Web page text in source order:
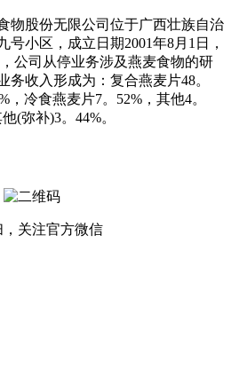
股份无限公司位于广西壮族自治
号小区，成立日期2001年8月1日，
，公司从停业务涉及燕麦食物的研
务收入形成为：复合燕麦片48。
，冷食燕麦片7。52%，其他4。
(弥补)3。44%。
，关注官方微信